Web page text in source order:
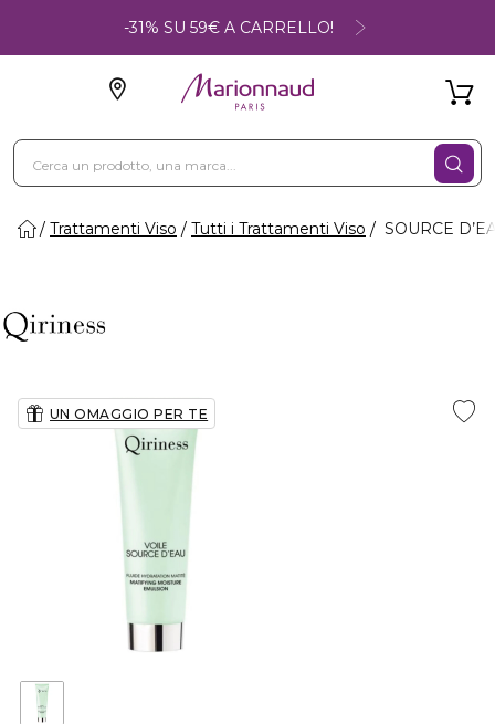
-31% SU 59€ A CARRELLO!
Trattamenti Viso Tutti i Trattamenti Viso SOURCE
UN OMAGGIO PER TE